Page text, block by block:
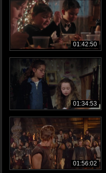
01:42:50
01:34:53
01:56:02